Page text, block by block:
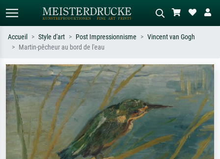
Recherchez par artiste, titre ou style –
ex. Monet, Nuit étoilée,
impressionnisme, vague de Hokusai,
nu.
Décrivez la scène – ex. prairie verte,
abstrait avec beaucoup de rouge,
tableau sombre, nu debout près d'un
Accueil Style d'art Post Impressionnisme
Vincent van Gogh
Martin-pêcheur au bord de l'eau